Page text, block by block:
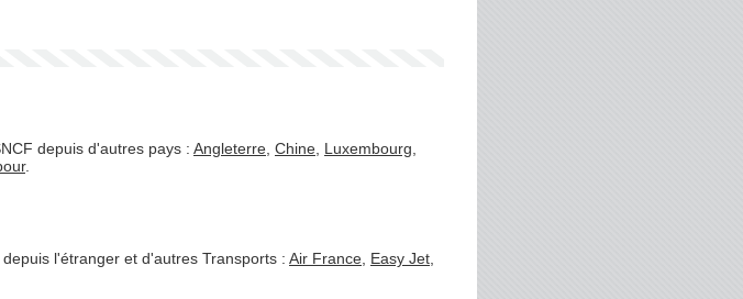
depuis d'autres pays : Angleterre Chine Luxembourg
.
l'étranger et d'autres Transports : Air France Easy Jet